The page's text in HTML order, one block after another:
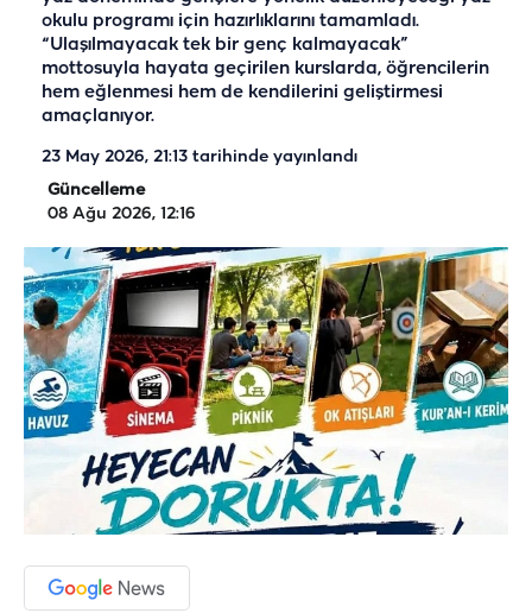
okulu programı için hazırlıklarını tamamladı.
“Ulaşılmayacak tek bir genç kalmayacak”
mottosuyla hayata geçirilen kurslarda, öğrencilerin
hem eğlenmesi hem de kendilerini geliştirmesi
amaçlanıyor.
23 May 2026, 21:13 tarihinde yayınlandı
Güncelleme
08 Ağu 2026, 12:16